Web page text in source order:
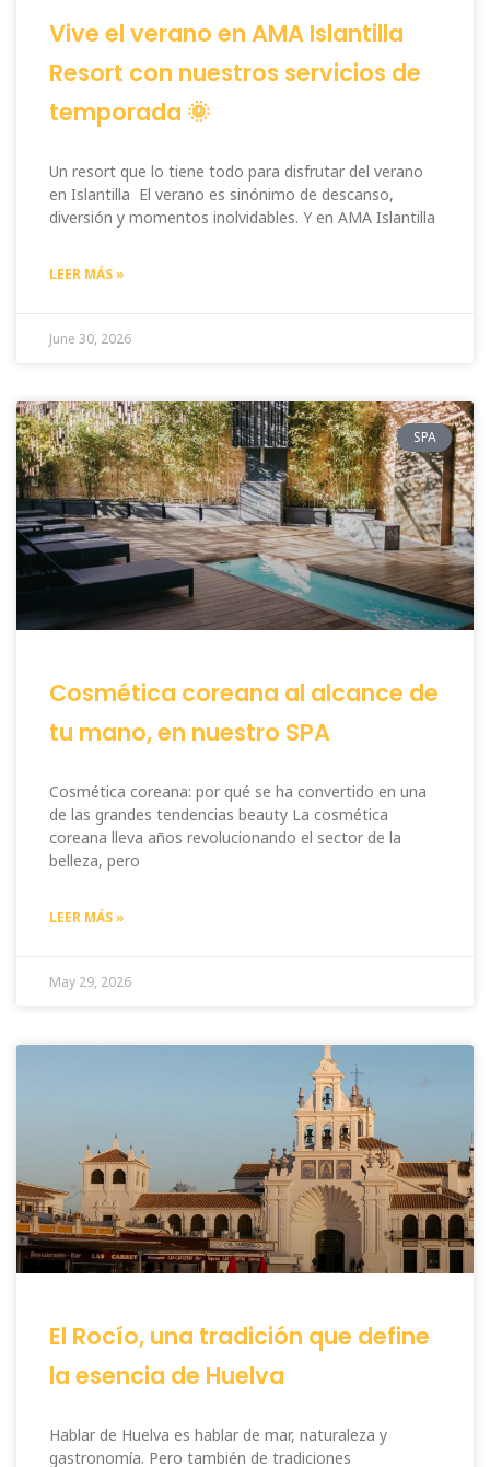
Vive el verano en AMA Islantilla
Resort con nuestros servicios de
temporada 🌞
Un resort que lo tiene todo para disfrutar del verano
en Islantilla El verano es sinónimo de descanso,
diversión y momentos inolvidables. Y en AMA Islantilla
LEER MÁS »
June 30, 2026
SPA
Cosmética coreana al alcance de
tu mano, en nuestro SPA
Cosmética coreana: por qué se ha convertido en una
de las grandes tendencias beauty La cosmética
coreana lleva años revolucionando el sector de la
belleza, pero
LEER MÁS »
May 29, 2026
El Rocío, una tradición que define
la esencia de Huelva
Hablar de Huelva es hablar de mar, naturaleza y
gastronomía. Pero también de tradiciones